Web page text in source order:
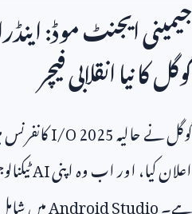
جیمینی ایجنٹ موڈ:
گوگل کا نیا انقلابی فیچر
گوگل نے حالیہI/O 2025
اعلان کیا، اور اب وہ اپنیAI
ہے۔Android Studioمیں